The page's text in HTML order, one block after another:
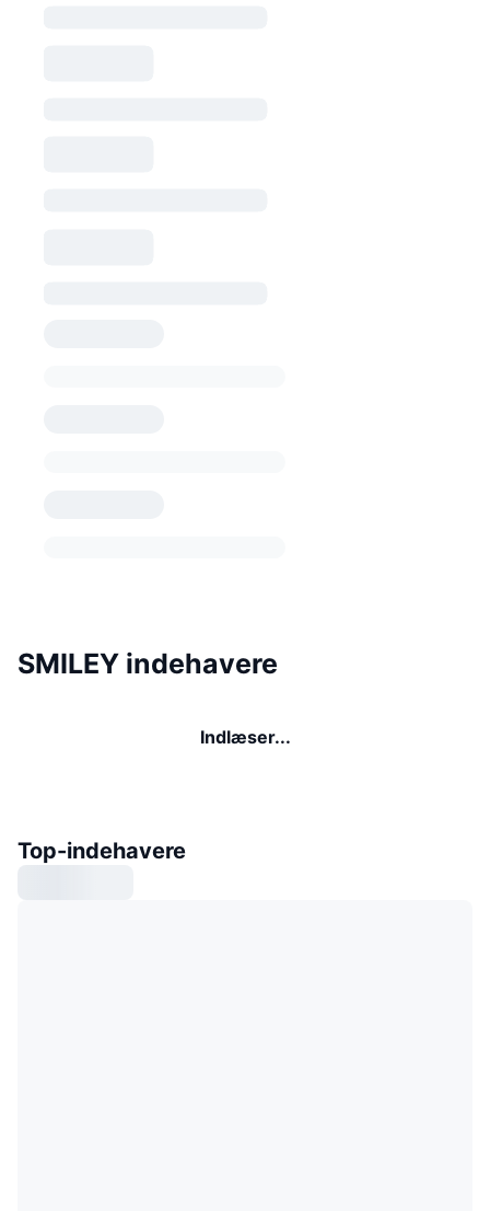
SMILEY indehavere
Indlæser...
Top-indehavere